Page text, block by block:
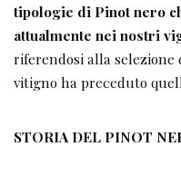
tipologie di Pinot nero
attualmente nei nostri
riferendosi alla selezione
vitigno ha preceduto
STORIA DEL PINOT